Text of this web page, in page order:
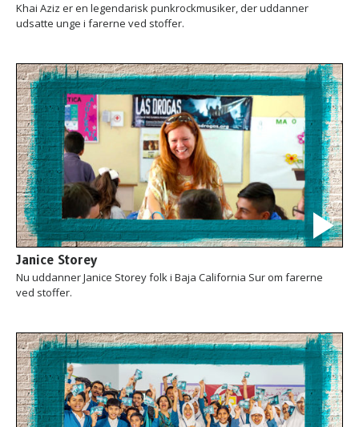
Khai Aziz er en legendarisk punkrockmusiker, der uddanner
udsatte unge i farerne ved stoffer.
Janice Storey
Nu uddanner Janice Storey folk i Baja California Sur om farerne
ved stoffer.